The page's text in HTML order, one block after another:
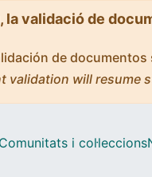
validació de
de
validation will
Comunitats i col·leccions